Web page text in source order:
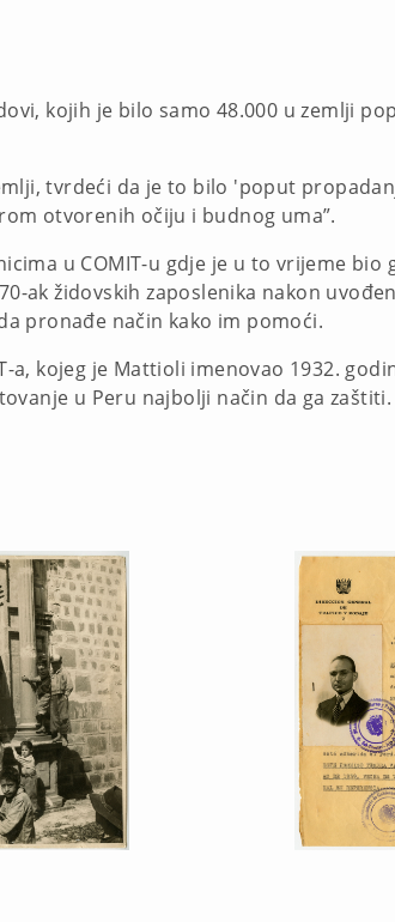
kojih je bilo samo 48.000 u zemlji
tvrdeći da je to bilo 'poput
otvorenih očiju i budnog uma”.
u COMIT-u gdje je u to vrijeme bio
ak židovskih zaposlenika nakon
pronađe način kako im pomoći.
a, kojeg je Mattioli imenovao 1932.
u Peru najbolji način da ga zaštiti.